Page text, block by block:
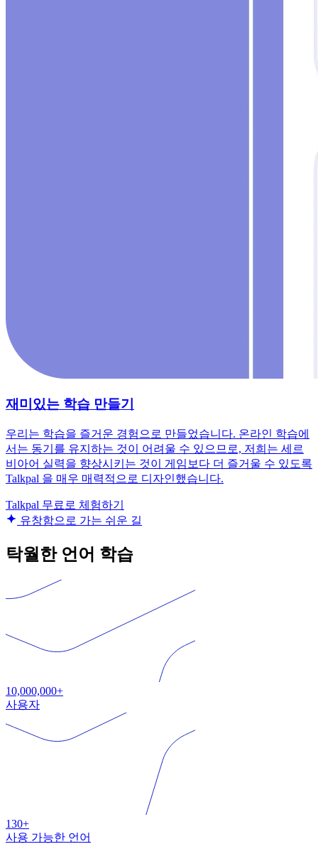
재미있는 학습 만들기
우리는 학습을 즐거운 경험으로 만들었습니다. 온라인 학습에
서는 동기를 유지하는 것이 어려울 수 있으므로, 저희는 세르
비아어 실력을 향상시키는 것이 게임보다 더 즐거울 수 있도록
Talkpal 을 매우 매력적으로 디자인했습니다.
Talkpal 무료로 체험하기
유창함으로 가는 쉬운 길
탁월한 언어 학습
10,000,000+
사용자
130+
사용 가능한 언어